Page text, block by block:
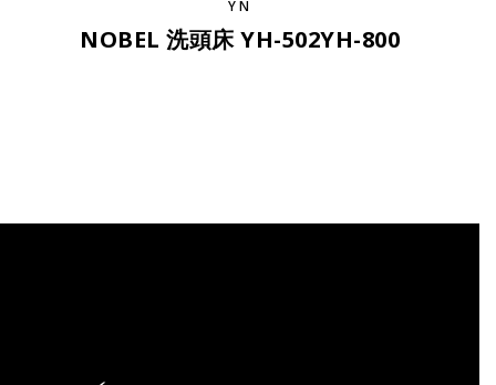
YN
NOBEL 洗頭床 YH-502YH-800